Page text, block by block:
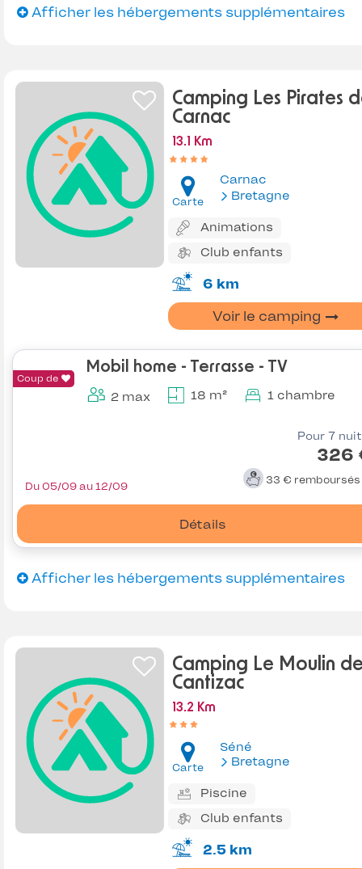
Afficher les hébergements supplémentaires
Camping Les Pirates
Carnac
13.1 Km
Carte
Carnac
Bretagne
Animations
Club enfants
6 km
Voir le camping
Coup de
Mobil home - Terrasse - TV
2 max 18 m² 1 chambre
Pour 7
326
33 € remboursés
Détails
Du 05/09 au 12/09
Afficher les hébergements supplémentaires
Camping Le Moulin
Cantizac
13.2 Km
Carte
Séné
Bretagne
Piscine
Club enfants
2.5 km